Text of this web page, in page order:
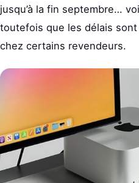
jusqu’à la fin septembre…
toutefois que les délais
chez certains revendeurs.